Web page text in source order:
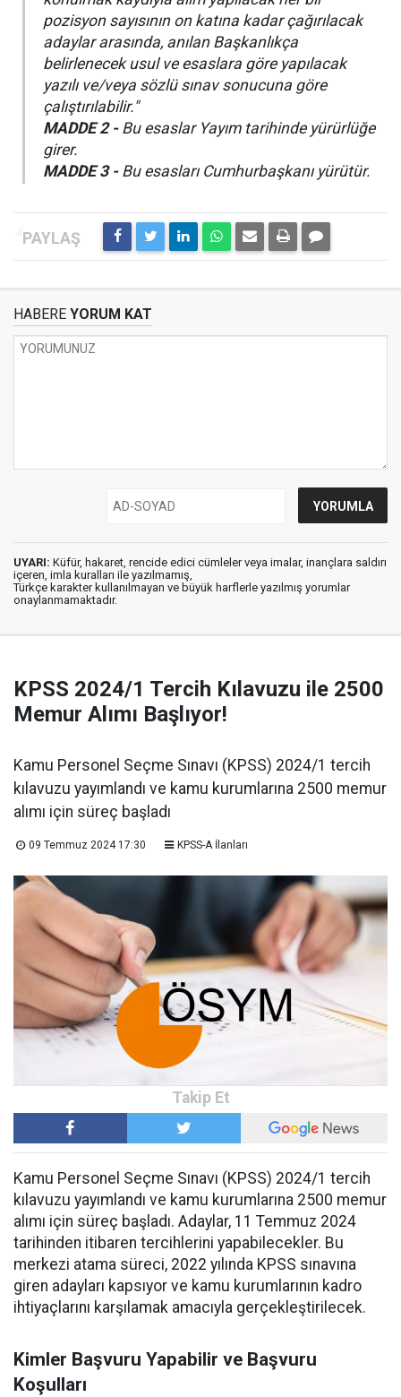
pozisyon sayısının on katına kadar çağırılacak
adaylar arasında, anılan Başkanlıkça
belirlenecek usul ve esaslara göre yapılacak
yazılı ve/veya sözlü sınav sonucuna göre
çalıştırılabilir."
MADDE 2 -Bu esaslar Yayım tarihinde yürürlüğe
girer.
MADDE 3 -Bu esasları Cumhurbaşkanı yürütür.
HABERE YORUM KAT
UYARI: Küfür, hakaret, rencide edici cümleler veya imalar, inançlara saldırı
içeren, imla kuralları ile yazılmamış,
Türkçe karakter kullanılmayan ve büyük harflerle yazılmış yorumlar
onaylanmamaktadır.
KPSS 2024/1 Tercih Kılavuzu ile 2500
Memur Alımı Başlıyor!
Kamu Personel Seçme Sınavı (KPSS) 2024/1 tercih
kılavuzu yayımlandı ve kamu kurumlarına 2500 memur
alımı için süreç başladı
09 Temmuz 2024 17:30 KPSS-A İlanları
Kamu Personel Seçme Sınavı (KPSS) 2024/1 tercih
kılavuzu yayımlandı ve kamu kurumlarına 2500 memur
alımı için süreç başladı. Adaylar, 11 Temmuz 2024
tarihinden itibaren tercihlerini yapabilecekler. Bu
merkezi atama süreci, 2022 yılında KPSS sınavına
giren adayları kapsıyor ve kamu kurumlarının kadro
ihtiyaçlarını karşılamak amacıyla gerçekleştirilecek.
Kimler Başvuru Yapabilir ve Başvuru
Koşulları